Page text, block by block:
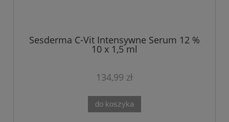
Sesderma C-Vit Intensywne Serum 12 %
10 x 1,5 ml
134,99 zł
do koszyka